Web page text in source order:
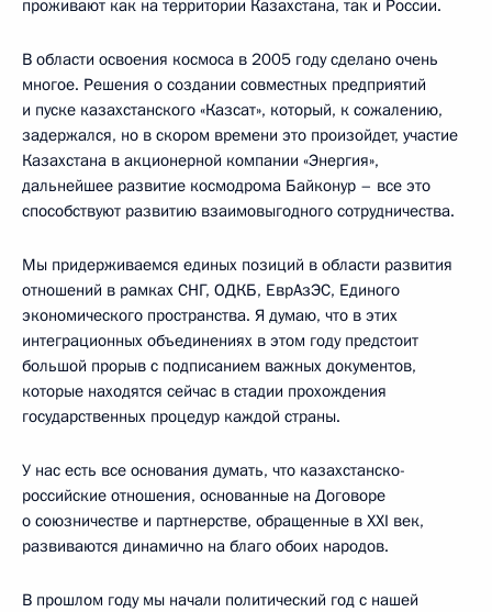
проживают как на территории Казахстана, так и России.
В области освоения космоса в 2005 году сделано очень
многое. Решения о создании совместных предприятий
и пуске казахстанского «Казсат», который, к сожалению,
задержался, но в скором времени это произойдет, участие
Казахстана в акционерной компании «Энергия»,
дальнейшее развитие космодрома Байконур – все это
способствуют развитию взаимовыгодного сотрудничества.
Мы придерживаемся единых позиций в области развития
отношений в рамках СНГ, ОДКБ, ЕврАзЭС, Единого
экономического пространства. Я думаю, что в этих
интеграционных объединениях в этом году предстоит
большой прорыв с подписанием важных документов,
которые находятся сейчас в стадии прохождения
государственных процедур каждой страны.
У нас есть все основания думать, что казахстанско-
российские отношения, основанные на Договоре
о союзничестве и партнерстве, обращенные в XXI век,
развиваются динамично на благо обоих народов.
В прошлом году мы начали политический год с нашей